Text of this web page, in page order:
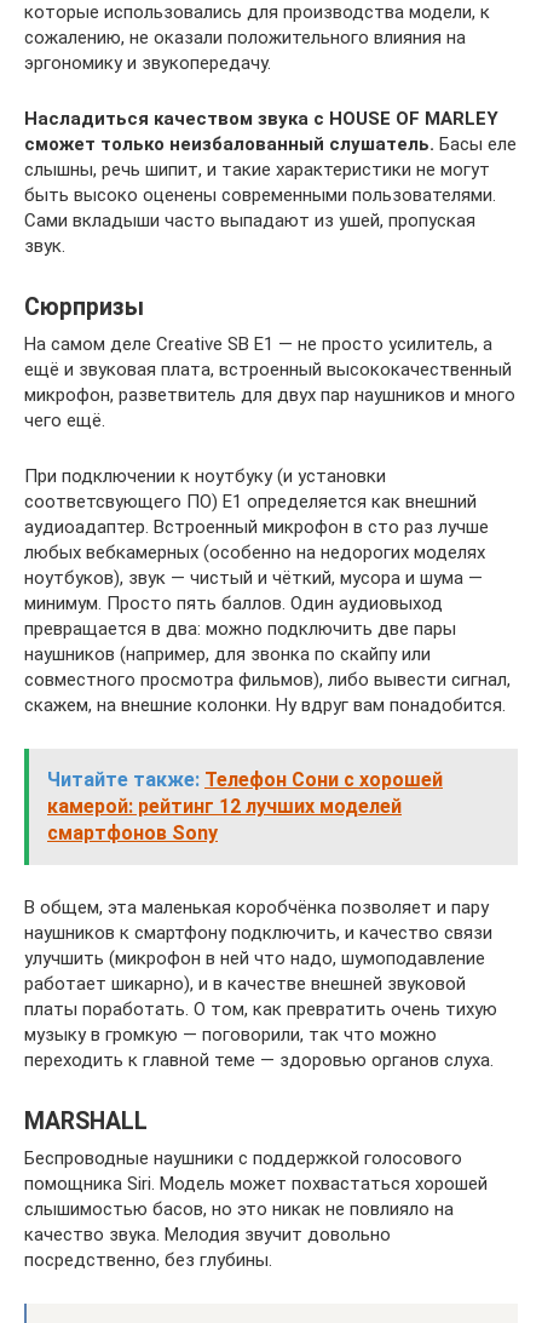
которые использовались для производства модели, к
сожалению, не оказали положительного влияния на
эргономику и звукопередачу.
Насладиться качеством звука с HOUSE OF MARLEY
сможет только неизбалованный слушатель. Басы еле
слышны, речь шипит, и такие характеристики не могут
быть высоко оценены современными пользователями.
Сами вкладыши часто выпадают из ушей, пропуская
звук.
Сюрпризы
На самом деле Creative SB E1 — не просто усилитель, а
ещё и звуковая плата, встроенный высококачественный
микрофон, разветвитель для двух пар наушников и много
чего ещё.
При подключении к ноутбуку (и установки
соответсвующего ПО) E1 определяется как внешний
аудиоадаптер. Встроенный микрофон в сто раз лучше
любых вебкамерных (особенно на недорогих моделях
ноутбуков), звук — чистый и чёткий, мусора и шума —
минимум. Просто пять баллов. Один аудиовыход
превращается в два: можно подключить две пары
наушников (например, для звонка по скайпу или
совместного просмотра фильмов), либо вывести сигнал,
скажем, на внешние колонки. Ну вдруг вам понадобится.
Читайте также: Телефон Сони с хорошей
камерой: рейтинг 12 лучших моделей
смартфонов Sony
В общем, эта маленькая коробчёнка позволяет и пару
наушников к смартфону подключить, и качество связи
улучшить (микрофон в ней что надо, шумоподавление
работает шикарно), и в качестве внешней звуковой
платы поработать. О том, как превратить очень тихую
музыку в громкую — поговорили, так что можно
переходить к главной теме — здоровью органов слуха.
MARSHALL
Беспроводные наушники с поддержкой голосового
помощника Siri. Модель может похвастаться хорошей
слышимостью басов, но это никак не повлияло на
качество звука. Мелодия звучит довольно
посредственно, без глубины.